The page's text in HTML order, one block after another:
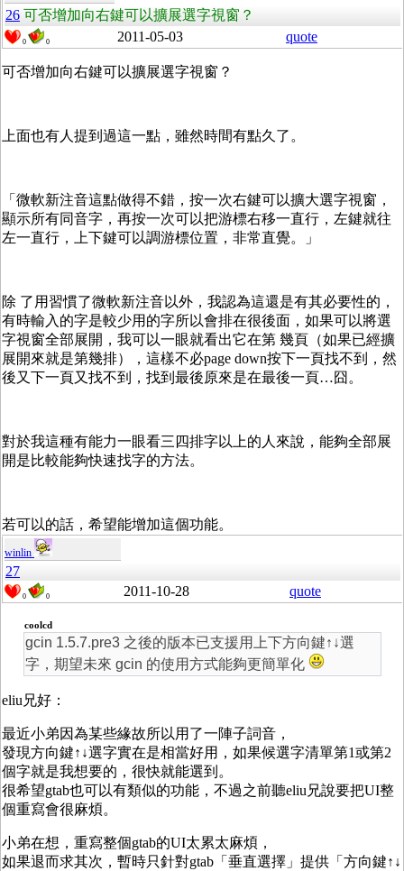
26 可否增加向右鍵可以擴展選字視窗？
0 0 2011-05-03 quote
可否增加向右鍵可以擴展選字視窗？
上面也有人提到過這一點，雖然時間有點久了。
「微軟新注音這點做得不錯，按一次右鍵可以擴大選字視窗，
顯示所有同音字，再按一次可以把游標右移一直行，左鍵就往
左一直行，上下鍵可以調游標位置，非常直覺。」
除 了用習慣了微軟新注音以外，我認為這還是有其必要性的，
有時輸入的字是較少用的字所以會排在很後面，如果可以將選
字視窗全部展開，我可以一眼就看出它在第 幾頁（如果已經擴
展開來就是第幾排），這樣不必page down按下一頁找不到，然
後又下一頁又找不到，找到最後原來是在最後一頁…囧。
對於我這種有能力一眼看三四排字以上的人來說，能夠全部展
開是比較能夠快速找字的方法。
若可以的話，希望能增加這個功能。
winlin
27
0 0 2011-10-28 quote
coolcd
gcin 1.5.7.pre3 之後的版本已支援用上下方向鍵↑↓選
字，期望未來 gcin 的使用方式能夠更簡單化
eliu兄好：
最近小弟因為某些緣故所以用了一陣子詞音，
發現方向鍵↑↓選字實在是相當好用，如果候選字清單第1或第2
個字就是我想要的，很快就能選到。
很希望gtab也可以有類似的功能，不過之前聽eliu兄說要把UI整
個重寫會很麻煩。
小弟在想，重寫整個gtab的UI太累太麻煩，
如果退而求其次，暫時只針對gtab「垂直選擇」提供「方向鍵↑↓